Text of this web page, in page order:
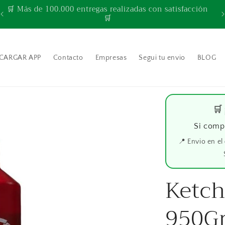
🛒 Más de 100.000 entregas realizadas con satisfacción
🛒
APP Contacto Empresas Segui tu envio BLOG
🛒
Si
📍 Envio en